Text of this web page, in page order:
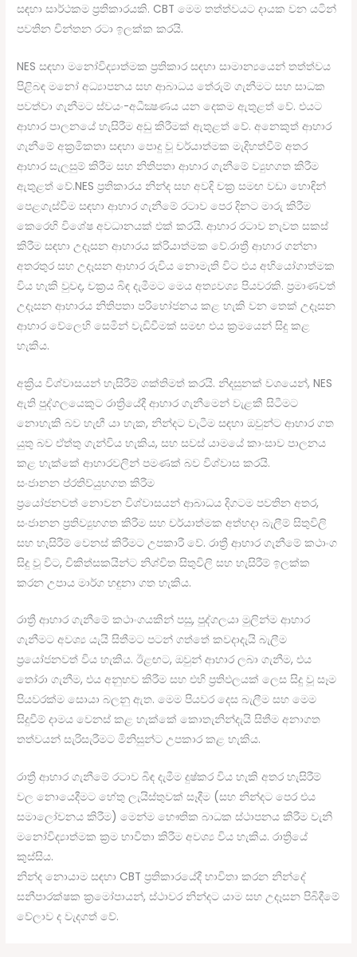
සඳහා සාර්ථකම ප්‍රතිකාරයකි. CBT මෙම තත්ත්වයට දායක වන යටින්
පවතින චින්තන රටා ඉලක්ක කරයි.
NES සඳහා මනෝවිද්‍යාත්මක ප්‍රතිකාර සඳහා සාමාන්‍යයෙන් තත්ත්වය
පිළිබඳ මනෝ අධ්‍යාපනය සහ ආබාධය තේරුම් ගැනීමට සහ සාධක
පවත්වා ගැනීමට ස්වයං-අධීක්‍ෂණය යන දෙකම ඇතුළත් වේ. එයට
ආහාර පාලනයේ හැසිරීම අඩු කිරීමක් ඇතුළත් වේ. අනෙකුත් ආහාර
ගැනීමේ අක්‍රමිකතා සඳහා පොදු වූ චර්යාත්මක මැදිහත්වීම් අතර
ආහාර සැලසුම් කිරීම සහ නිතිපතා ආහාර ගැනීමේ ව්‍යුහගත කිරීම
ඇතුළත් වේ.NES ප්‍රතිකාරය නින්ද සහ අවදි චක්‍ර සමඟ වඩා හොඳින්
පෙළගැස්වීම සඳහා ආහාර ගැනීමේ රටාව පෙර දිනට මාරු කිරීම
කෙරෙහි විශේෂ අවධානයක් එක් කරයි. ආහාර රටාව නැවත සකස්
කිරීම සඳහා උදෑසන ආහාරය ක්රියාත්මක වේ.රාත්‍රී ආහාර ගන්නා
අතරතුර සහ උදෑසන ආහාර රුචිය නොමැති විට එය අභියෝගාත්මක
විය හැකි වුවද, චක්‍රය බිඳ දැමීමට මෙය අත්‍යවශ්‍ය පියවරකි. ප්‍රමාණවත්
උදෑසන ආහාරය නිතිපතා පරිභෝජනය කළ හැකි වන තෙක් උදෑසන
ආහාර වේලෙහි සෙමින් වැඩිවීමක් සමඟ එය ක්‍රමයෙන් සිදු කළ
හැකිය.
අක්‍රිය විශ්වාසයන් හැසිරීම් ශක්තිමත් කරයි. නිදසුනක් වශයෙන්, NES
ඇති පුද්ගලයෙකුට රාත්‍රියේදී ආහාර ගැනීමෙන් වැළකී සිටීමට
නොහැකි බව හැඟී යා හැක, නින්දට වැටීම සඳහා ඔවුන්ට ආහාර ගත
යුතු බව ඒත්තු ගැන්විය හැකිය, සහ සවස් යාමයේ කාංසාව පාලනය
කළ හැක්කේ ආහාරවලින් පමණක් බව විශ්වාස කරයි.
සංජානන ප්රතිව්යුහගත කිරීම
ප්‍රයෝජනවත් නොවන විශ්වාසයන් ආබාධය දිගටම පවතින අතර,
සංජානන ප්‍රතිව්‍යුහගත කිරීම සහ චර්යාත්මක අත්හදා බැලීම් සිතුවිලි
සහ හැසිරීම් වෙනස් කිරීමට උපකාරී වේ. රාත්‍රී ආහාර ගැනීමේ කථාංග
සිදු වූ විට, චිකිත්සකයින්ට නිශ්චිත සිතුවිලි සහ හැසිරීම් ඉලක්ක
කරන උපාය මාර්ග හඳුනා ගත හැකිය.
රාත්‍රී ආහාර ගැනීමේ කථාංගයකින් පසු, පුද්ගලයා මුලින්ම ආහාර
ගැනීමට අවශ්‍ය යැයි සිතීමට පටන් ගත්තේ කවදාදැයි බැලීම
ප්‍රයෝජනවත් විය හැකිය. ඊළඟට, ඔවුන් ආහාර ලබා ගැනීම, එය
තෝරා ගැනීම, එය අනුභව කිරීම සහ එහි ප්‍රතිඵලයක් ලෙස සිදු වූ සෑම
පියවරක්ම සොයා බලනු ඇත. මෙම පියවර දෙස බැලීම සහ මෙම
සිදුවීම් දාමය වෙනස් කළ හැක්කේ කොතැනින්දැයි සිතීම අනාගත
තත්වයන් සැරිසැරීමට මිනිසුන්ට උපකාර කළ හැකිය.
රාත්‍රී ආහාර ගැනීමේ රටාව බිඳ දැමීම දුෂ්කර විය හැකි අතර හැසිරීම්
වල නොයෙදීමට හේතු ලැයිස්තුවක් සෑදීම (සහ නින්දට පෙර එය
සමාලෝචනය කිරීම) මෙන්ම භෞතික බාධක ස්ථාපනය කිරීම වැනි
මනෝවිද්‍යාත්මක ක්‍රම භාවිතා කිරීම අවශ්‍ය විය හැකිය. රාත්‍රියේ
කුස්සිය.
නින්ද නොයාම සඳහා CBT ප්‍රතිකාරයේදී භාවිතා කරන නින්දේ
සනීපාරක්ෂක ක්‍රමෝපායන්, ස්ථාවර නින්දට යාම සහ උදෑසන පිබිදීමේ
වේලාව ද වැදගත් වේ.